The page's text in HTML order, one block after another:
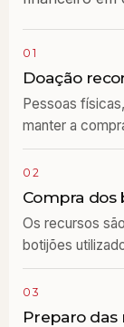
01
Doação
Pessoas
manter a
02
Compra dos
Os recursos
botijões
03
Preparo das